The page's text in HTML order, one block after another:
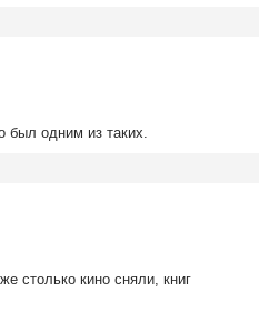
был одним из таких.
столько кино сняли, книг